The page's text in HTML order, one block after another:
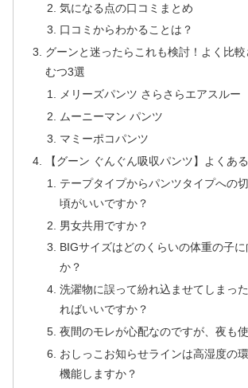
気になる点の口コミまとめ
口コミからわかることは？
グーンと迷ったらこれも検討！よく比
むつ3選
メリーズパンツ さらさらエアスルー
ムーニーマン パンツ
マミーポコパンツ
【グーン ぐんぐん吸収パンツ】よくあ
テープタイプからパンツタイプへの
頃がいいですか？
男女共用ですか？
BIGサイズはどのくらいの体重の子
か？
洗濯物に誤って紛れ込ませてしまっ
ればいいですか？
夜間のモレが心配なのですが、夜も
おしっこお知らせラインは高湿度の
機能しますか？